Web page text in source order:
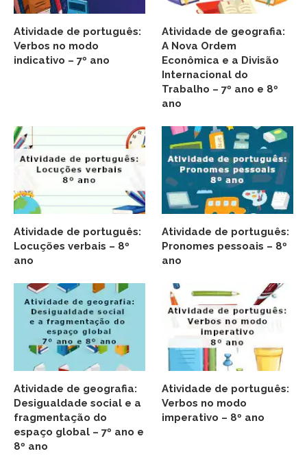
Atividade de português:
Verbos no modo
indicativo – 7º ano
Atividade de geografia:
A Nova Ordem
Econômica e a Divisão
Internacional do
Trabalho – 7º ano e 8º
ano
Atividade de português:
Locuções verbais – 8º
ano
Atividade de português:
Pronomes pessoais – 8º
ano
Atividade de geografia:
Desigualdade social e a
fragmentação do
espaço global – 7º ano e
8º ano
Atividade de português:
Verbos no modo
imperativo – 8º ano